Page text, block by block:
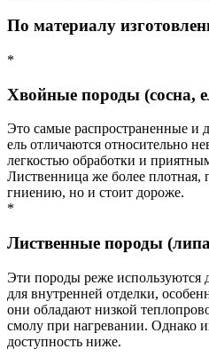
По материалу
*
Хвойные породы (сосна,
Это самые распространенные и
ель отличаются относительно
легкостью обработки и
Лиственница же более плотная,
гниению, но и стоит дороже.
*
Лиственные породы
Эти породы реже используются
для внутренней отделки,
они обладают низкой
смолу при нагревании. Однако
доступность ниже.